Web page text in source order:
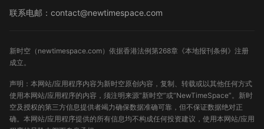
联系电邮：contact@newtimespace.com
新时空（ newtimespace.com）依据香港法例第268章《本地报刊条例》注册
成立。
声明：本网站/应用程序内容为新时空原创内容，复制、转载或以其他任何方式
使用本网站/应用程序的内容，须注明来源“新时空”或“NewTimeSpace”。新时
空及授权的第三方信息提供者竭力确保数据准确可靠，但不保证数据绝对正
确。本网站/应用程序提供的所有信息均不构成任何投资建议，使用本网站/应用